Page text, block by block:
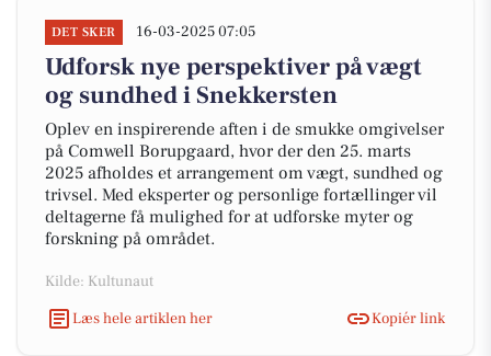
DET SKER 16-03-2025 07:05
Udforsk nye perspektiver på vægt
og sundhed i Snekkersten
Oplev en inspirerende aften i de smukke omgivelser
på Comwell Borupgaard, hvor der den 25. marts
2025 afholdes et arrangement om vægt, sundhed og
trivsel. Med eksperter og personlige fortællinger vil
deltagerne få mulighed for at udforske myter og
forskning på området.
Kilde: Kultunaut
Læs hele artiklen her
Kopiér link